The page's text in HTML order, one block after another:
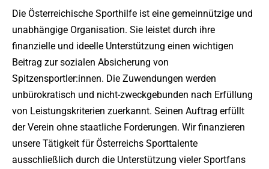
Die Österreichische Sporthilfe ist eine gemeinnützige und
unabhängige Organisation. Sie leistet durch ihre
finanzielle und ideelle Unterstützung einen wichtigen
Beitrag zur sozialen Absicherung von
Spitzensportler:innen. Die Zuwendungen werden
unbürokratisch und nicht-zweckgebunden nach Erfüllung
von Leistungskriterien zuerkannt. Seinen Auftrag erfüllt
der Verein ohne staatliche Forderungen. Wir finanzieren
unsere Tätigkeit für Österreichs Sporttalente
ausschließlich durch die Unterstützung vieler Sportfans